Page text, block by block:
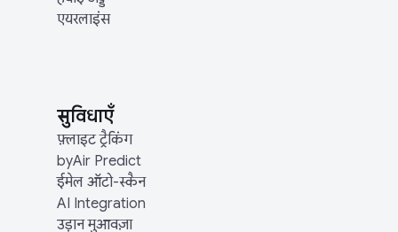
एयरलाइंस
सुविधाएँ
फ़्लाइट ट्रैकिंग
byAir Predict
ईमेल ऑटो-स्कैन
AI Integration
उड़ान मुआवज़ा